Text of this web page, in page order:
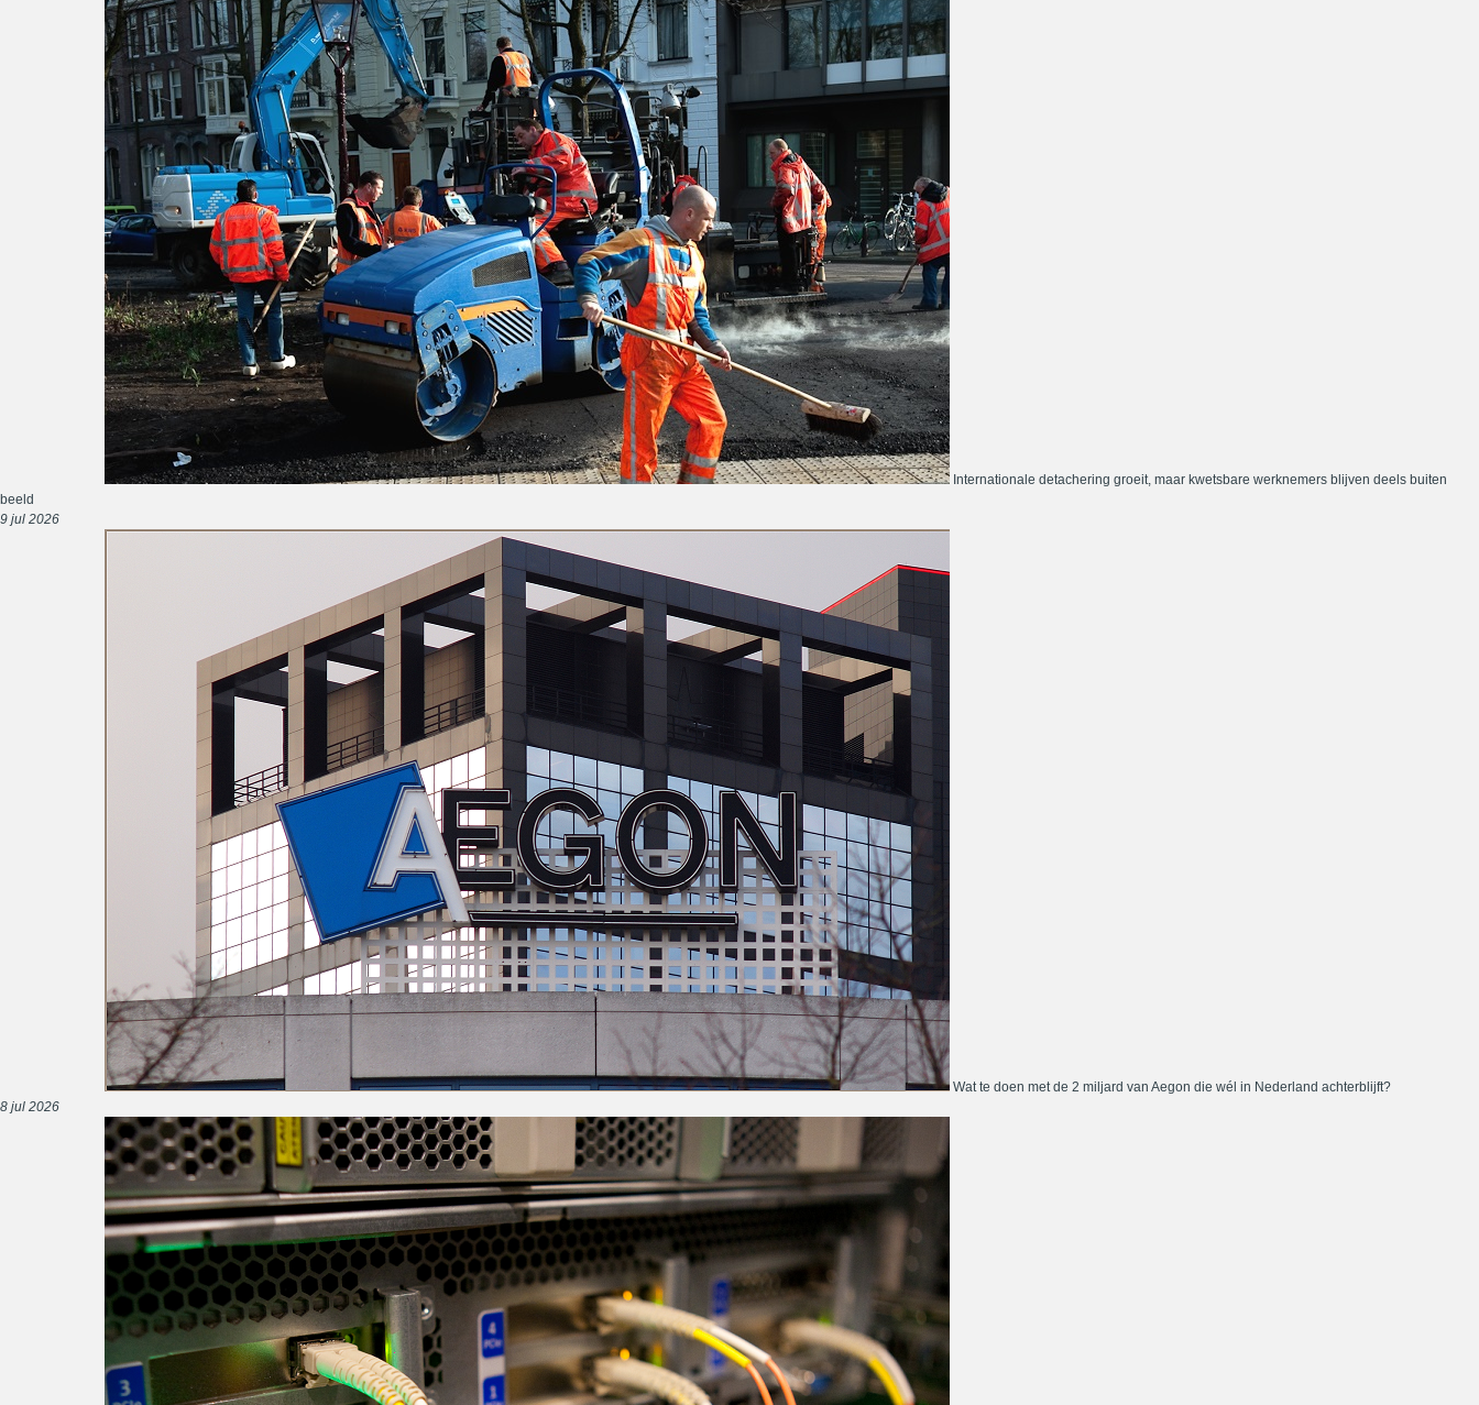
Internationale detachering groeit, maar kwetsbare werknemers blijven deels buiten
beeld
9 jul 2026
Wat te doen met de 2 miljard van Aegon die wél in Nederland achterblijft?
8 jul 2026